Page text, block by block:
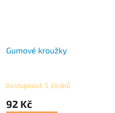
Gumové kroužky
Dostupnost: 5-10 dnů
92 Kč